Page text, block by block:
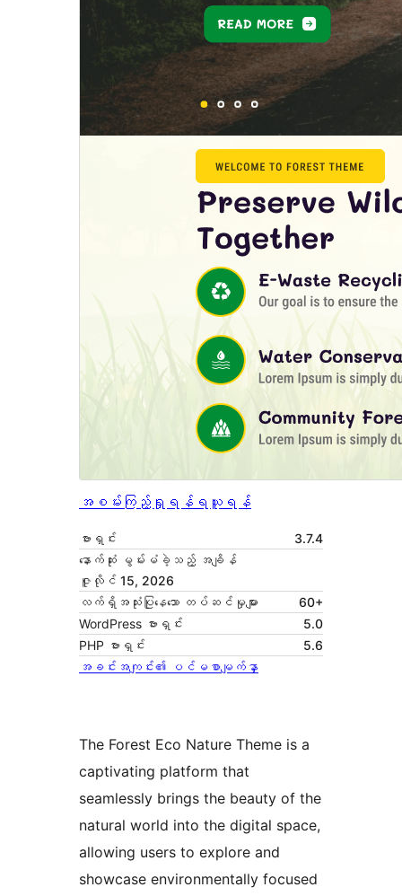
အစမ်းကြည့်ရှုရန် ရယူရန်
ဗားရှင်း
3.7.4
နောက်ဆုံး မွမ်းမံခဲ့သည့် အချိန်
ဇူလိုင် 15, 2026
လက်ရှိအသုံးပြုနေသော တပ်ဆင်မှုများ
60+
WordPress ဗားရှင်း
5.0
PHP ဗားရှင်း
5.6
အခင်းအကျင်း၏ ပင်မစာမျက်နှာ
The Forest Eco Nature Theme is a
captivating platform that
seamlessly brings the beauty of the
natural world into the digital space,
allowing users to explore and
showcase environmentally focused